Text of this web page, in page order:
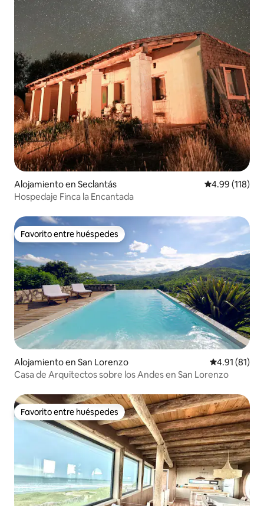
Alojamiento en Seclantás Calificación
4.99 (118)
Hospedaje Finca la Encantada
Favorito entre huéspedes
Favorito entre huéspedes
Alojamiento en San Lorenzo Calificación
4.91 (81)
Casa de Arquitectos sobre los Andes en San Lorenzo
Favorito entre huéspedes
Favorito entre huéspedes